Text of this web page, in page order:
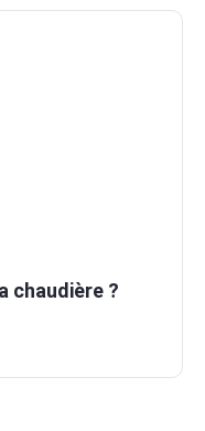
chaudière ?